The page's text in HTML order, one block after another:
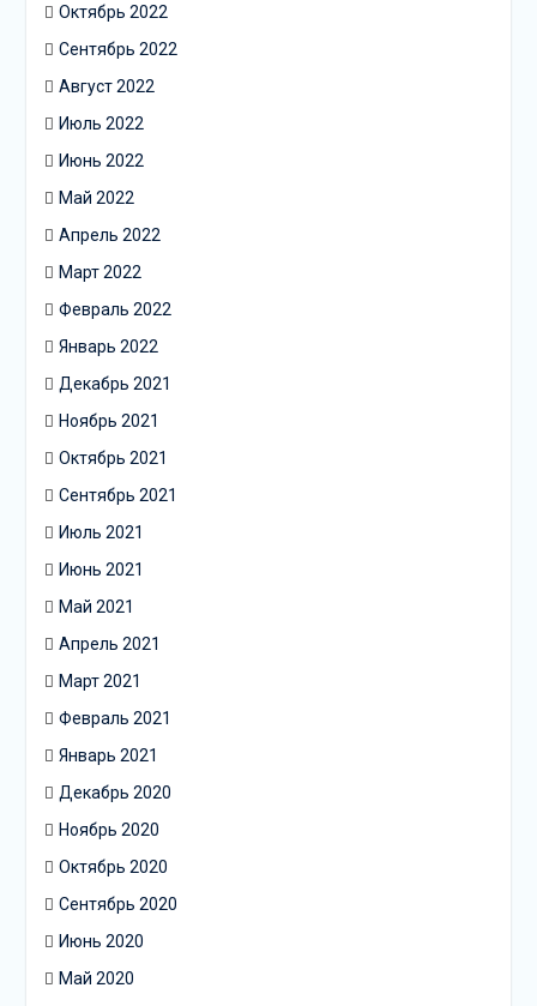
Октябрь 2022
Сентябрь 2022
Август 2022
Июль 2022
Июнь 2022
Май 2022
Апрель 2022
Март 2022
Февраль 2022
Январь 2022
Декабрь 2021
Ноябрь 2021
Октябрь 2021
Сентябрь 2021
Июль 2021
Июнь 2021
Май 2021
Апрель 2021
Март 2021
Февраль 2021
Январь 2021
Декабрь 2020
Ноябрь 2020
Октябрь 2020
Сентябрь 2020
Июнь 2020
Май 2020